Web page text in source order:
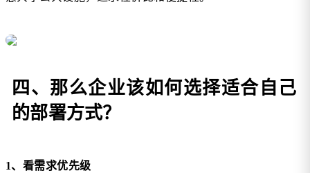
四、那么企业该如何选择适合自己
的部署方式？
1、看需求优先级